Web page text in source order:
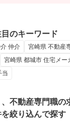
目のキーワード
仲介
宮崎県 不動産
宮崎県 都城市 住宅メー
当
不動産専門職の
絞り込んで探す